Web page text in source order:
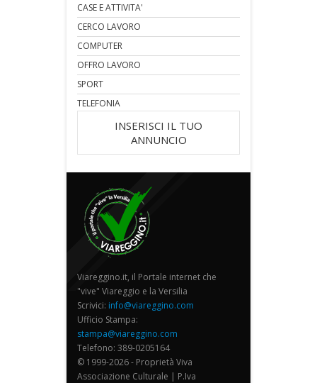
CASE E ATTIVITA'
CERCO LAVORO
COMPUTER
OFFRO LAVORO
SPORT
TELEFONIA
INSERISCI IL TUO
ANNUNCIO
Viareggino.it, il Portale internet che
"vive" Viareggio e la Versilia
Scrivici: info@viareggino.com
Ufficio Stampa:
stampa@viareggino.com
Telefono: 389-0205164
© 1999-2026 - Proprietà Viva
Associazione Culturale | P.Iva